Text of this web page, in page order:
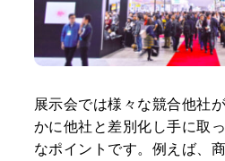
展示会では様々な競合他社
かに他社と差別化し手に取
なポイントです。例えば、